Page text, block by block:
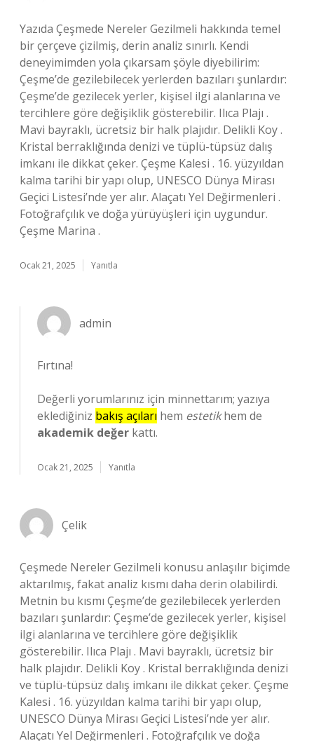
Yazıda Çeşmede Nereler Gezilmeli hakkında temel
bir çerçeve çizilmiş, derin analiz sınırlı. Kendi
deneyimimden yola çıkarsam şöyle diyebilirim:
Çeşme’de gezilebilecek yerlerden bazıları şunlardır:
Çeşme’de gezilecek yerler, kişisel ilgi alanlarına ve
tercihlere göre değişiklik gösterebilir. Ilıca Plajı .
Mavi bayraklı, ücretsiz bir halk plajıdır. Delikli Koy .
Kristal berraklığında denizi ve tüplü-tüpsüz dalış
imkanı ile dikkat çeker. Çeşme Kalesi . 16. yüzyıldan
kalma tarihi bir yapı olup, UNESCO Dünya Mirası
Geçici Listesi’nde yer alır. Alaçatı Yel Değirmenleri .
Fotoğrafçılık ve doğa yürüyüşleri için uygundur.
Çeşme Marina .
Ocak 21, 2025 Yanıtla
admin
Fırtına!
Değerli yorumlarınız için minnettarım; yazıya
eklediğiniz bakış açıları hem estetikhem de
akademik değer kattı.
Ocak 21, 2025 Yanıtla
Çelik
Çeşmede Nereler Gezilmeli konusu anlaşılır biçimde
aktarılmış, fakat analiz kısmı daha derin olabilirdi.
Metnin bu kısmı Çeşme’de gezilebilecek yerlerden
bazıları şunlardır: Çeşme’de gezilecek yerler, kişisel
ilgi alanlarına ve tercihlere göre değişiklik
gösterebilir. Ilıca Plajı . Mavi bayraklı, ücretsiz bir
halk plajıdır. Delikli Koy . Kristal berraklığında denizi
ve tüplü-tüpsüz dalış imkanı ile dikkat çeker. Çeşme
Kalesi . 16. yüzyıldan kalma tarihi bir yapı olup,
UNESCO Dünya Mirası Geçici Listesi’nde yer alır.
Alaçatı Yel Değirmenleri . Fotoğrafçılık ve doğa